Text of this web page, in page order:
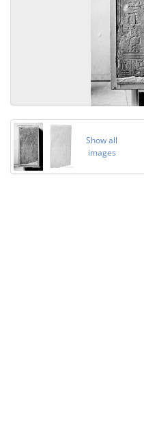
Show all
images